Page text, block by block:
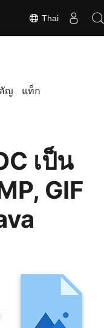
Thai
ญ แท็ก
เป็น
GIF